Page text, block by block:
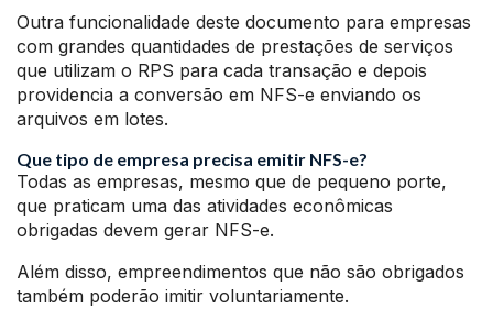
Outra funcionalidade deste documento para empresas
com grandes quantidades de prestações de serviços
que utilizam o RPS para cada transação e depois
providencia a conversão em NFS-e enviando os
arquivos em lotes.
Que tipo de empresa precisa emitir NFS-e?
Todas as empresas, mesmo que de pequeno porte,
que praticam uma das atividades econômicas
obrigadas devem gerar NFS-e.
Além disso, empreendimentos que não são obrigados
também poderão imitir voluntariamente.